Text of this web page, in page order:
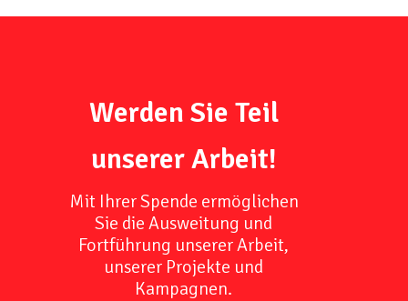
Werden Sie Teil
unserer Arbeit!
Mit Ihrer Spende ermöglichen
Sie die Ausweitung und
Fortführung unserer Arbeit,
unserer Projekte und
Kampagnen.